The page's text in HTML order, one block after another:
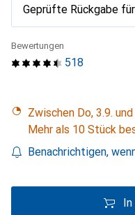
Geprüfte Rückgabe für
518
Bewertungen
Zwischen Do, 3.9.
Mehr als 10 Stück
Benachrichtigen,
In